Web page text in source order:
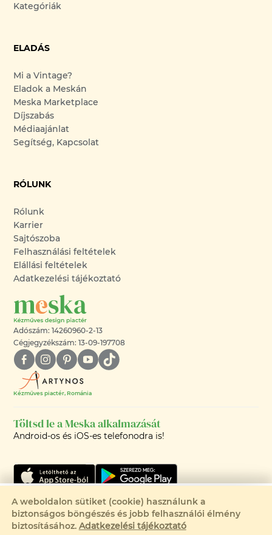
Csak 1 elérhető
Eladva
Kategóriák
ELADÁS
Mi a Vintage?
Eladok a Meskán
Meska Marketplace
Díjszabás
Médiaajánlat
Segítség, Kapcsolat
RÓLUNK
Rólunk
Karrier
Sajtószoba
Felhasználási feltételek
Elállási feltételek
Adatkezelési tájékoztató
Adószám: 14260960-2-13
Cégjegyzékszám: 13-09-197708
Kézműves piactér, Románia
Töltsd le a Meska alkalmazását
Android-os és iOS-es telefonodra is!
©2008-2026 - MESKA.HU -
A weboldalon sütiket (cookie) használunk a
biztonságos böngészés és jobb felhasználói élmény
biztosításához. Adatkezelési tájékoztató